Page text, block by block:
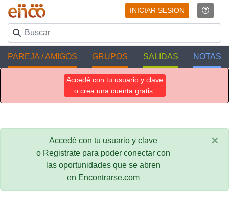
INICIAR SESION
PAREJA / AMIGOS GRUPOS SALIDAS NOTAS
Accedé con tu usuario y clave
o crea una cuenta gratis.
Accedé con tu usuario y clave
o Registrate para poder conectar con
las oportunidades que se abren
en Encontrarse.com
×